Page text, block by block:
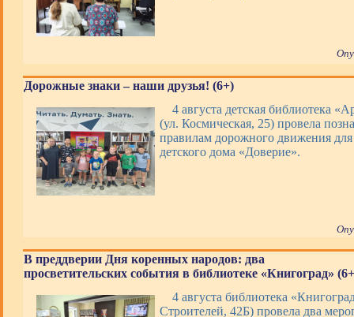
Дорожные знаки – наши друзья! (6+)
4 августа детская библиотека
(ул. Космическая, 25) провела
правилам дорожного движения
детского дома «Доверие».
В преддверии Дня коренных народов: два
просветительских события в библиотеке «Книгоград»
4 августа библиотека
Строителей, 42Б) провела два